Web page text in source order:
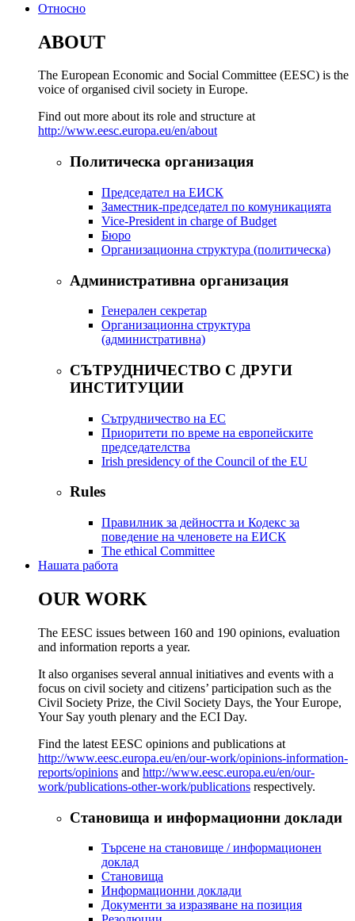
Относно
ABOUT
The European Economic and Social Committee (EESC) is the
voice of organised civil society in Europe.
Find out more about its role and structure at
http://www.eesc.europa.eu/en/about
Политическа организация
Председател на ЕИСК
Заместник-председател по комуникацията
Vice-President in charge of Budget
Бюро
Организационна структура (политическа)
Административна организация
Генерален секретар
Организационна структура
(административна)
СЪТРУДНИЧЕСТВО С ДРУГИ
ИНСТИТУЦИИ
Сътрудничество на ЕС
Приоритети по време на европейските
председателства
Irish presidency of the Council of the EU
Rules
Правилник за дейността и Кодекс за
поведение на членовете на ЕИСК
​​​​​​​​​​​​​​​​​​​​​​The ethical Committee
Нашата работа
OUR WORK
The EESC issues between 160 and 190 opinions, evaluation
and information reports a year.
It also organises several annual initiatives and events with a
focus on civil society and citizens’ participation such as the
Civil Society Prize, the Civil Society Days, the Your Europe,
Your Say youth plenary and the ECI Day.
Find the latest EESC opinions and publications at
http://www.eesc.europa.eu/en/our-work/opinions-information-
reports/opinions and http://www.eesc.europa.eu/en/our-
work/publications-other-work/publications respectively.
Становища и информационни доклади
Търсене на становище / информационен
доклад
Становища
Информационни доклади
Документи за изразяване на позиция